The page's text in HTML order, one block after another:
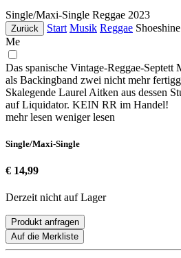
Single/Maxi-Single Reggae 2023
Zurück Start Musik Reggae
Me
Das spanische Vintage-Reggae-
als Backingband zwei nicht mehr
Skalegende Laurel Aitken aus dessen
auf Liquidator. KEIN RR im Handel!
mehr lesen weniger lesen
Single/Maxi-Single
€ 14,99
Derzeit nicht auf Lager
Produkt anfragen
Auf die Merkliste